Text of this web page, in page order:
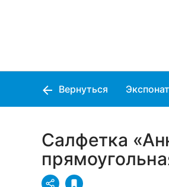
Вернуться
Салфетка